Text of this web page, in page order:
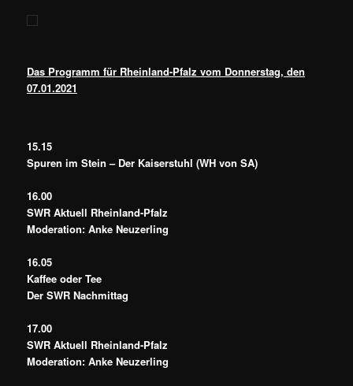
Das Programm für Rheinland-Pfalz vom Donnerstag, den
07.01.2021
15.15
Spuren im Stein – Der Kaiserstuhl (WH von SA)
16.00
SWR Aktuell Rheinland-Pfalz
Moderation: Anke Neuzerling
16.05
Kaffee oder Tee
Der SWR Nachmittag
17.00
SWR Aktuell Rheinland-Pfalz
Moderation: Anke Neuzerling